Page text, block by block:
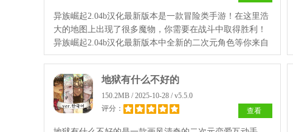
异族崛起2.04b汉化最新版本是一款冒险类手游！在这里浩
大的地图上出现了很多魔物，你需要在战斗中取得胜利！
异族崛起2.04b汉化最新版本中全新的二次元角色等你来自
由选择，经典的火影角色随你的心情来选择，快来开启一
地狱有什么不好的
150.2MB / 2025-10-28 / v5.5.0
评分：
查看